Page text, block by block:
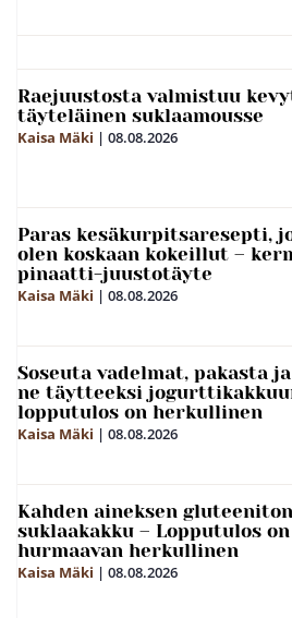
Raejuustosta valmistuu
täyteläinen suklaamousse
Kaisa Mäki | 08.08.2026
Paras kesäkurpitsaresepti,
olen koskaan kokeillut –
pinaatti-juustotäyte
Kaisa Mäki | 08.08.2026
Soseuta vadelmat, pakasta
ne täytteeksi
lopputulos on herkullinen
Kaisa Mäki | 08.08.2026
Kahden aineksen gluteeniton
suklaakakku – Lopputulos on
hurmaavan herkullinen
Kaisa Mäki | 08.08.2026